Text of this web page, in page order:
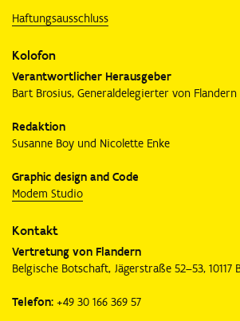
Haftungsausschluss
Kolofon
Verantwortlicher Herausgeber
Bart Brosius, Generaldelegierter von Flandern
Redaktion
Susanne Boy und Nicolette Enke
Graphic design and Code
Modem Studio
Kontakt
Vertretung von Flandern
Belgische Botschaft, Jägerstraße 52–53, 10117
Telefon: +49 30 166 369 57